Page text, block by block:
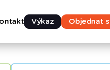
Výkaz Objednat